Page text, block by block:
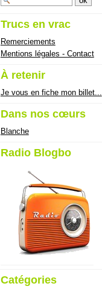
Trucs en vrac
Remerciements
Mentions légales - Contact
À retenir
Je vous en fiche mon billet...
Dans nos cœurs
Blanche
Radio Blogbo
Catégories